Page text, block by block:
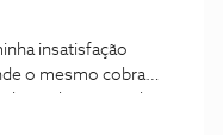
insatisfação
o mesmo cobra
nenhuma condição,
chip. Sem eu ter